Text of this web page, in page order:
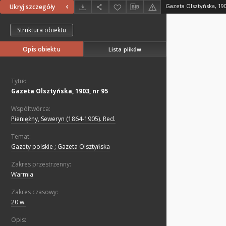
Ukryj szczegóły Gazeta Olsztyńska,
Struktura obiektu
Opis obiektu Lista plików
Tytuł:
Gazeta Olsztyńska, 1903, nr 95
Współtwórca:
Pieniężny, Seweryn (1864-1905). Red.
Temat:
Gazety polskie ; Gazeta Olsztyńska
Zakres przestrzenny:
Warmia
Zakres czasowy:
20 w.
Opis: